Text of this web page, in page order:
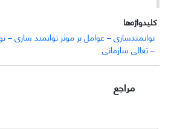
کلیدواژه‌ها
توانمندسازی – عوامل بر موثر توانمند سازی –
– تعالی سازمانی
مراجع